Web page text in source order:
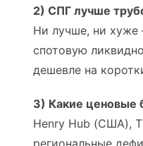
2) СПГ лучше
Ни лучше, ни хуже
спотовую
дешевле на
3) Какие ценовые
Henry Hub (США),
региональные